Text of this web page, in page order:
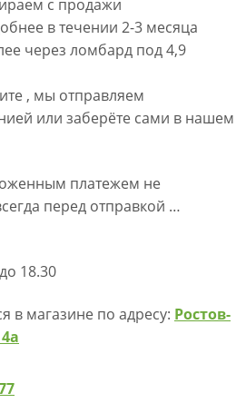
с продажи
в течении 2-3 месяца
через ломбард под 4,9
, мы отправляем
или заберёте сами в нашем
платежем не
перед отправкой …
18.30
в магазине по адресу: Ростов-